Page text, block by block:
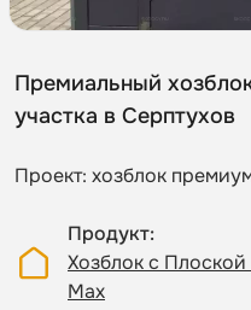
Премиальный
участка в Серптухов
Проект: хозблок
Продукт
Хозблок с
Max